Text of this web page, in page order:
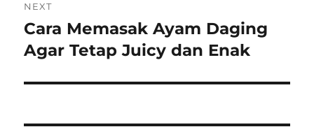
NEXT
Next
post:
Cara Memasak Ayam Daging
Agar Tetap Juicy dan Enak